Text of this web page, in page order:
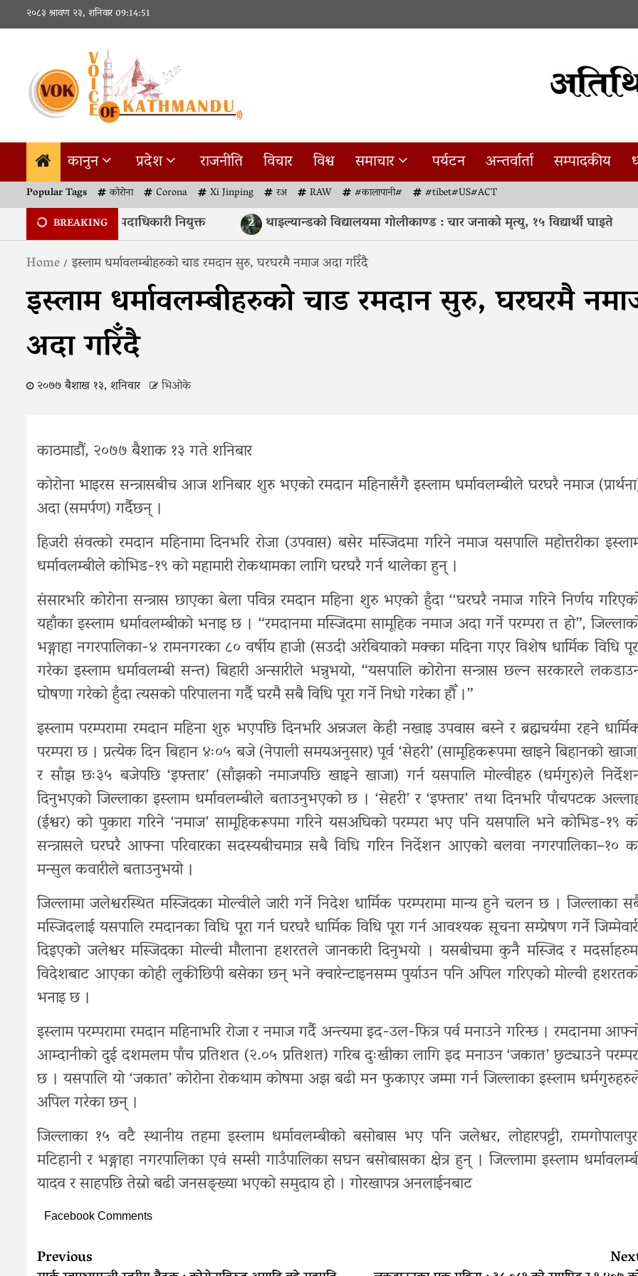
२०८३ श्रावण २३, शनिवार09:14:52
कानुन प्रदेश राजनीति विचार विश्व समाचार पर्यटन अन्तर्वार्ता सम्पादकीय
Popular Tags कोरोना Corona Xi Jinping रअ RAW #कालापानी#
#tibet#US#ACT
BREAKING
प्रतिष्ठानहरूमा नयाँ पदाधिकारी नियुक्त थाइल्यान्डको विद्यालयमा गोलीकाण्ड : चार जनाको मृत्यु, १५ विद्यार्थी घाइते
Home इस्लाम धर्मावलम्बीहरुको चाड रमदान सुरु, घरघरमै नमाज अदा गरिँदै
इस्लाम धर्मावलम्बीहरुको चाड रमदान सुरु, घरघरमै
अदा गरिँदै
२०७७ बैशाख १३, शनिवार भिओके
काठमाडौं, २०७७ बैशाक १३ गते शनिबार
कोरोना भाइरस सन्त्रासबीच आज शनिबार शुरु भएको रमदान महिनासँगै इस्लाम धर्मावलम्बीले घरघरै नमाज
अदा (समर्पण) गर्दैछन् ।
हिजरी संवत्को रमदान महिनामा दिनभरि रोजा (उपवास) बसेर मस्जिदमा गरिने नमाज यसपालि महोत्तरीका
धर्मावलम्बीले कोभिड-१९ को महामारी रोकथामका लागि घरघरै गर्न थालेका हुन् ।
संसारभरि कोरोना सन्त्रास छाएका बेला पवित्र रमदान महिना शुरु भएको हुँदा ‘‘घरघरै नमाज गरिने निर्णय
यहाँका इस्लाम धर्मावलम्बीको भनाइ छ । “रमदानमा मस्जिदमा सामूहिक नमाज अदा गर्ने परम्परा त हो”,
भङ्गाहा नगरपालिका-४ रामनगरका ८० वर्षीय हाजी (सउदी अरेबियाको मक्का मदिना गएर विशेष धार्मिक विधि
गरेका इस्लाम धर्मावलम्बी सन्त) बिहारी अन्सारीले भन्नुभयो, “यसपालि कोरोना सन्त्रास छल्न सरकारले
घोषणा गरेको हुँदा त्यसको परिपालना गर्दै घरमै सबै विधि पूरा गर्ने निधो गरेका हौँ ।”
इस्लाम परम्परामा रमदान महिना शुरु भएपछि दिनभरि अन्नजल केही नखाइ उपवास बस्ने र ब्रह्मचर्यमा रहने
परम्परा छ । प्रत्येक दिन बिहान ४ः०५ बजे (नेपाली समयअनुसार) पूर्व ‘सेहरी’ (सामूहिकरूपमा खाइने बिहानको
र साँझ छः३५ बजेपछि ‘इफ्तार’ (साँझको नमाजपछि खाइने खाजा) गर्न यसपालि मोल्वीहरु (धर्मगुरु)ले
दिनुभएको जिल्लाका इस्लाम धर्मावलम्बीले बताउनुभएको छ । ‘सेहरी’ र ‘इफ्तार’ तथा दिनभरि पाँचपटक
(ईश्वर) को पुकारा गरिने ‘नमाज’ सामूहिकरूपमा गरिने यसअघिको परम्परा भए पनि यसपालि भने कोभिड-१९
सन्त्रासले घरघरै आफ्ना परिवारका सदस्यबीचमात्र सबै विधि गरिन निर्देशन आएको बलवा नगरपालिका–१०
मन्सुल कवारीले बताउनुभयो ।
जिल्लामा जलेश्वरस्थित मस्जिदका मोल्वीले जारी गर्ने निदेश धार्मिक परम्परामा मान्य हुने चलन छ । जिल्लाका
मस्जिदलाई यसपालि रमदानका विधि पूरा गर्न घरघरै धार्मिक विधि पूरा गर्न आवश्यक सूचना सम्प्रेषण गर्ने
दिइएको जलेश्वर मस्जिदका मोल्वी मौलाना हशरतले जानकारी दिनुभयो । यसबीचमा कुनै मस्जिद र
विदेशबाट आएका कोही लुकीछिपी बसेका छन् भने क्वारेन्टाइनसम्म पुर्याउन पनि अपिल गरिएको मोल्वी
भनाइ छ ।
इस्लाम परम्परामा रमदान महिनाभरि रोजा र नमाज गर्दै अन्त्यमा इद-उल-फित्र पर्व मनाउने गरिन्छ । रमदानमा
आम्दानीको दुई दशमलम पाँच प्रतिशत (२.०५ प्रतिशत) गरिब दुःखीका लागि इद मनाउन ‘जकात’ छुट्याउने
छ । यसपालि यो ‘जकात’ कोरोना रोकथाम कोषमा अझ बढी मन फुकाएर जम्मा गर्न जिल्लाका इस्लाम
अपिल गरेका छन् ।
जिल्लाका १५ वटै स्थानीय तहमा इस्लाम धर्मावलम्बीको बसोबास भए पनि जलेश्वर, लोहारपट्टी,
मटिहानी र भङ्गाहा नगरपालिका एवं सम्सी गाउँपालिका सघन बसोबासका क्षेत्र हुन् । जिल्लामा इस्लाम
यादव र साहपछि तेस्रो बढी जनसङ्ख्या भएको समुदाय हो । गोरखापत्र अनलाईनबाट
Facebook Comments
Continue
Previous